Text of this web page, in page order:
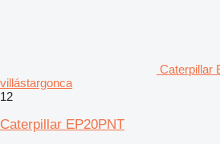
Caterpillar
villástargonca
12
Caterpillar EP20PNT